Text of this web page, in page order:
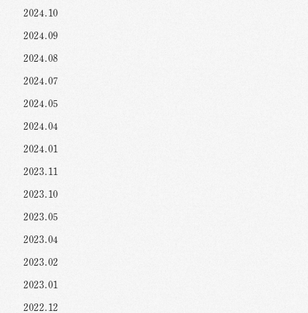
2024.10
2024.09
2024.08
2024.07
2024.05
2024.04
2024.01
2023.11
2023.10
2023.05
2023.04
2023.02
2023.01
2022.12